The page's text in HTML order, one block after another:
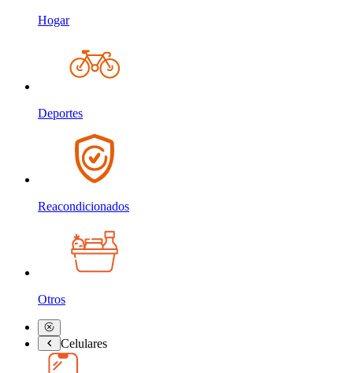
Hogar
Deportes
Reacondicionados
Otros
Celulares